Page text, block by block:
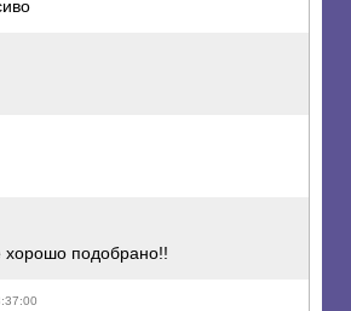
хорошо подобрано!!